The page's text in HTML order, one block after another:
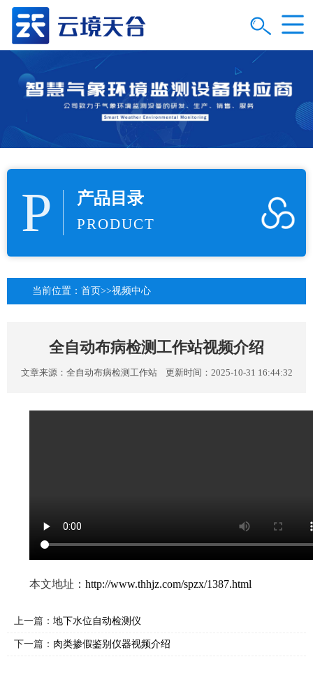
P 产品目录
PRODUCT
当前位置： 首页>>视频中心
全自动布病检测工作站视频介绍
文章来源： 全自动布病检测工作站更新时间：2025-10-31 16:44:32
本文地址： http://www.thhjz.com/spzx/1387.html
上一篇： 地下水位自动检测仪
下一篇： 肉类掺假鉴别仪器视频介绍